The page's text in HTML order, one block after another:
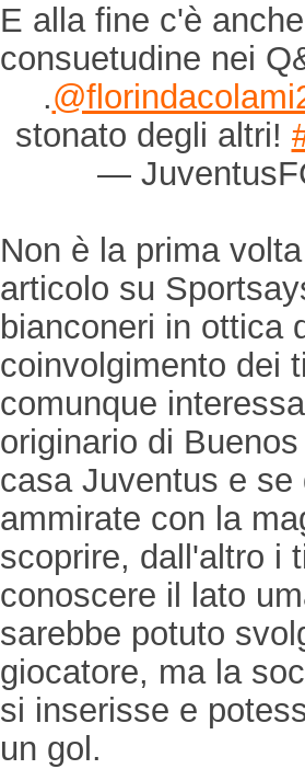
E alla fine c'è
consuetudine nei
.
stonato degli altri!
—
Non è la prima
articolo su
bianconeri in ottica
coinvolgimento dei
comunque
originario di
casa Juventus e
ammirate con la
scoprire, dall'altro i
conoscere il lato
sarebbe potuto
giocatore, ma la
si inserisse e
un gol.